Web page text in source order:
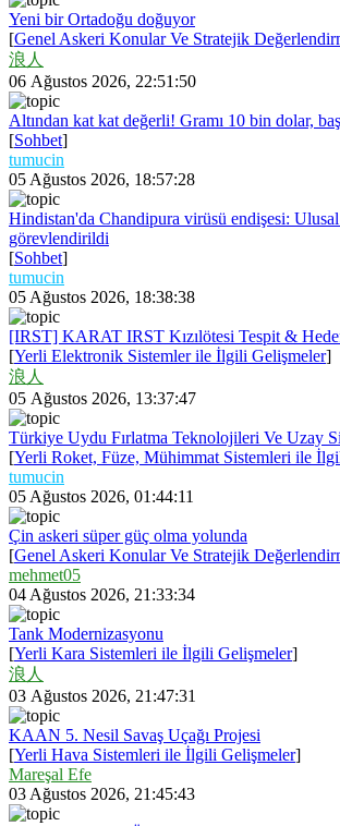
Yeni bir Ortadoğu doğuyor
[Genel Askeri Konular Ve Stratejik
浪人
06 Ağustos 2026, 22:51:50
Altından kat kat değerli! Gramı 10 bin dolar,
[Sohbet]
tumucin
05 Ağustos 2026, 18:57:28
Hindistan'da Chandipura virüsü endişesi:
görevlendirildi
[Sohbet]
tumucin
05 Ağustos 2026, 18:38:38
[IRST] KARAT IRST Kızılötesi Tespit &
[Yerli Elektronik Sistemler ile İlgili Gelişmeler]
浪人
05 Ağustos 2026, 13:37:47
Türkiye Uydu Fırlatma Teknolojileri Ve Uzay
[Yerli Roket, Füze, Mühimmat Sistemleri ile
tumucin
05 Ağustos 2026, 01:44:11
Çin askeri süper güç olma yolunda
[Genel Askeri Konular Ve Stratejik
mehmet05
04 Ağustos 2026, 21:33:34
Tank Modernizasyonu
[Yerli Kara Sistemleri ile İlgili Gelişmeler]
浪人
03 Ağustos 2026, 21:47:31
KAAN 5. Nesil Savaş Uçağı Projesi
[Yerli Hava Sistemleri ile İlgili Gelişmeler]
Mareşal Efe
03 Ağustos 2026, 21:45:43